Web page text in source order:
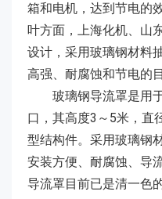
箱和电机，达到节电的
叶方面，上海化机、山
设计，采用玻璃钢材料
高强、耐腐蚀和节电的目
玻璃钢导流罩是用于
口，其高度3～5米，直
型结构件。采用玻璃钢
安装方便、耐腐蚀、导
导流罩目前已是清一色